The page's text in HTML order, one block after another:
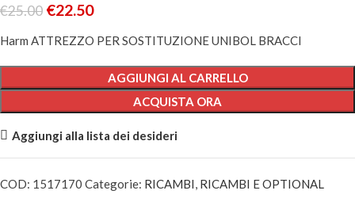
€25.00 €22.50
Harm ATTREZZO PER SOSTITUZIONE UNIBOL BRACCI
AGGIUNGI AL CARRELLO
ACQUISTA ORA
Aggiungi alla lista dei desideri
COD: 1517170 Categorie: RICAMBI, RICAMBI E OPTIONAL